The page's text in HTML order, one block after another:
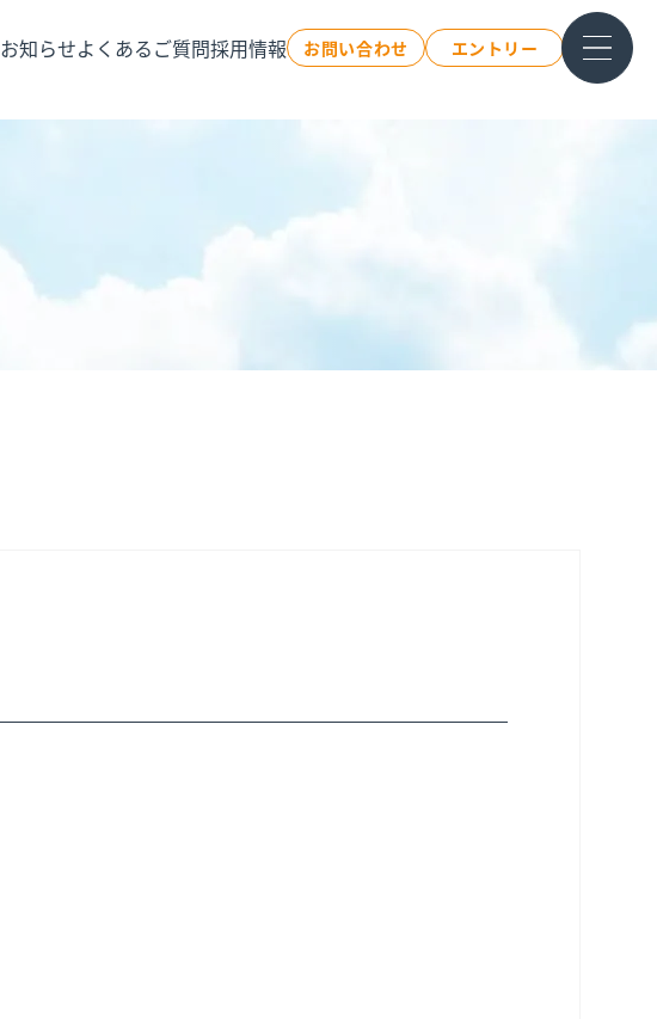
お知らせよくあるご質問採用情報
募集要項
教育体制
お問い合わせ エントリー